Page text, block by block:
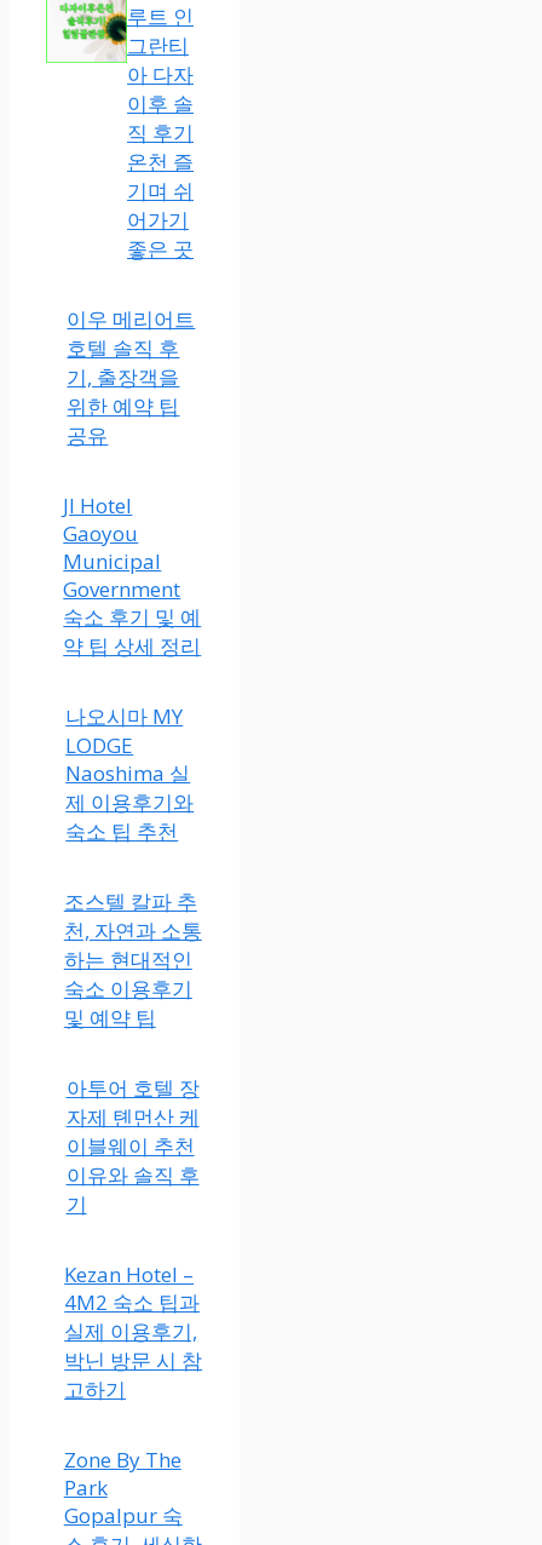
루트 인
그란티
아 다자
이후 솔
직 후기
온천 즐
기며 쉬
어가기
좋은 곳
이우 메리어트
호텔 솔직 후
기, 출장객을
위한 예약 팁
공유
JI Hotel
Gaoyou
Municipal
Government
숙소 후기 및 예
약 팁 상세 정리
나오시마 MY
LODGE
Naoshima 실
제 이용후기와
숙소 팁 추천
조스텔 칼파 추
천, 자연과 소통
하는 현대적인
숙소 이용후기
및 예약 팁
아투어 호텔 장
자제 톈먼산 케
이블웨이 추천
이유와 솔직 후
기
Kezan Hotel –
4M2 숙소 팁과
실제 이용후기,
박닌 방문 시 참
고하기
Zone By The
Park
Gopalpur 숙